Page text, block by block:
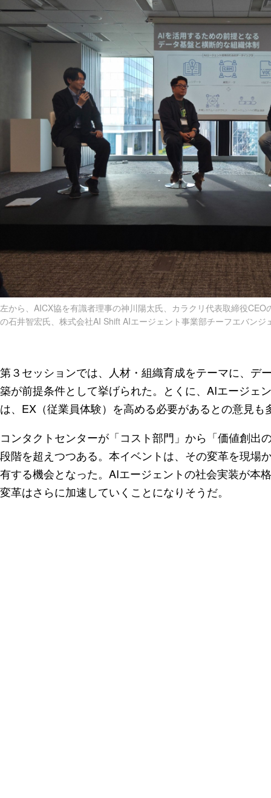
左から、AICX協を有識者理事の神川陽太氏、カラクリ代表取締役
の石井智宏氏、株式会社AI Shift AIエージェント事業部チーフエバンジ
第３セッションでは、人材・組織育成をテーマに、デ
築が前提条件として挙げられた。とくに、AIエージェ
は、EX（従業員体験）を高める必要があるとの意見
コンタクトセンターが「コスト部門」から「価値創出
段階を超えつつある。本イベントは、その変革を現場
有する機会となった。AIエージェントの社会実装が本
変革はさらに加速していくことになりそうだ。